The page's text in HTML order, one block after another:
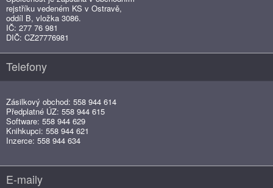
rejstříku vedeném KS v Ostravě,
oddíl B, vložka 3086.
IČ: 277 76 981
DIČ: CZ27776981
Telefony
Zásilkový obchod: 558 944 614
Předplatné ÚZ: 558 944 615
Software: 558 944 629
Knihkupci: 558 944 621
Inzerce: 558 944 634
E-maily